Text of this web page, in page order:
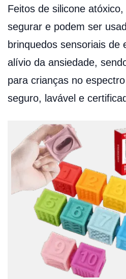
Feitos de silicone
segurar e podem ser
brinquedos sensoriais de
alívio da ansiedade,
para crianças no
seguro, lavável e